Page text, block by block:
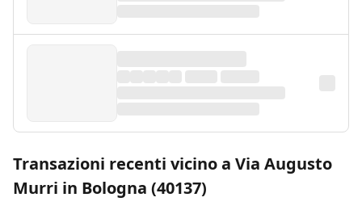
Transazioni recenti vicino a Via Augusto
Murri in Bologna (40137)